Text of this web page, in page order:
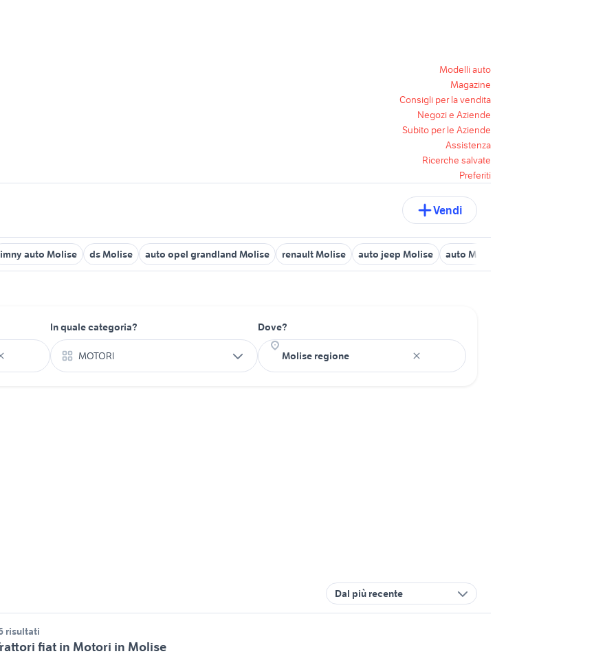
Modelli auto
Magazine
Consigli per la vendita
Negozi e Aziende
Subito per le Aziende
Assistenza
Ricerche salvate
Preferiti
Vendi
auto Molise ds Molise auto opel grandland Molise renault Molise auto jeep Molise auto Molise paese
In quale categoria?
MOTORI
Dove?
Dal più recente
risultati
fiat in Motori in Molise